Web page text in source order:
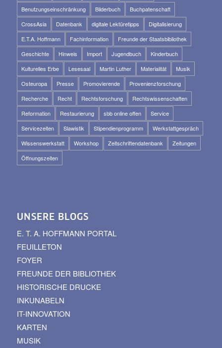
Benutzungseinschränkung
Bilderbuch
Buchpatenschaft
CrossAsia
Datenbank digitale Lektüretipps
Digitalisierung
E.T.A. Hoffmann
Fachinformation
Freunde der Staatsbibliothek
Geschichte
Hinweis Import Jugendbuch
Kinderbuch
Kulturelles Erbe
Lesesaal Martin Luther Materialität
Musik
Osteuropa
Presse Promovierende
Provenienzforschung
Recherche
Recht Rechtsforschung
Rechtswissenschaften
Reformation
Restaurierung sbb online offen
Service
Servicezeiten
Slawistik Stipendienprogramm
Werkstattgespräch
Wissenswerkstatt
Workshop Zeitschriftendatenbank
Zeitungen
Öffnungszeiten
UNSERE BLOGS
E. T. A. HOFFMANN PORTAL
FEUILLETON
FOYER
FREUNDE DER BIBLIOTHEK
HISTORISCHE DRUCKE
INKUNABELN
IT-INNOVATION
KARTEN
MUSIK